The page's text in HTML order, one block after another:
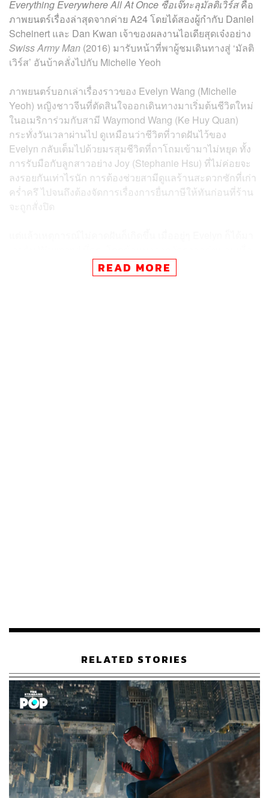
Everything Everywhere All At Once ซือเจ๊ทะลุมัลติเวิร์สคือ
ภาพยนตร์เรื่องล่าสุดจากค่าย A24 โดยได้สองผู้กำกับ Daniel
Scheinert และ Dan Kwan เจ้าของผลงานไอเดียสุดเจ๋งอย่าง
Swiss Army Man (2016) มารับหน้าที่พาผู้ชมเดินทางสู่ ‘มัลติ
เวิร์ส’ อันบ้าคลั่งไปกับ Michelle Yeoh
ภาพยนตร์บอกเล่าเรื่องราวของ Evelyn Wang (Michelle
Yeoh) หญิงชาวจีนที่ตัดสินใจออกเดินทางมาเริ่มต้นชีวิตใหม่
ในอเมริการ่วมกับสามี Waymond Wang (Ke Huy Quan)
กระทั่งวันเวลาผ่านไป ดูเหมือนว่าชีวิตที่วาดฝันไว้ของ
Evelyn กลับเต็มไปด้วยมรสุมชีวิตที่ถาโถมเข้ามาไม่หยุด ทั้ง
การรับมือกับลูกสาวอย่าง Joy (Stephanie Hsu) ที่ไม่ค่อยจะ
ลงรอยกันเท่าไรนัก การต้องช่วยสามีดูแลร้านสะดวกซักที่เก่า
คร่ำครึ ไปจนถึงต้องจัดการเรื่องการยื่นภาษีให้ทันก่อนที่ร้าน
จะถูกสั่งปิด
ขอความช่วยเหลือจาก Evelyn ในการปกป้องมัลติเวิร์สจาก
Jobu Tupaki บุคคลอันตรายที่กำลังสร้างความวุ่นวายไปทั่ว
เสียหน่อย แต่ในระหว่างทาง ภาพยนตร์ก็สร้างสถานการณ์
และการกระทำของตัวละครขึ้นมาเพื่ออธิบายทฤษฎีดังกล่าว
ให้เราทำความเข้าใจอย่างเป็นรูปธรรมมากขึ้น แถมผู้กำกับ
ยังหยิบเงื่อนไขเหล่านั้นมาประยุกต์ใช้กับมุกตลกและฉากแอ็
กชันภายในเรื่องได้อย่างลงตัวอีกด้วย
READ MORE
RELATED STORIES